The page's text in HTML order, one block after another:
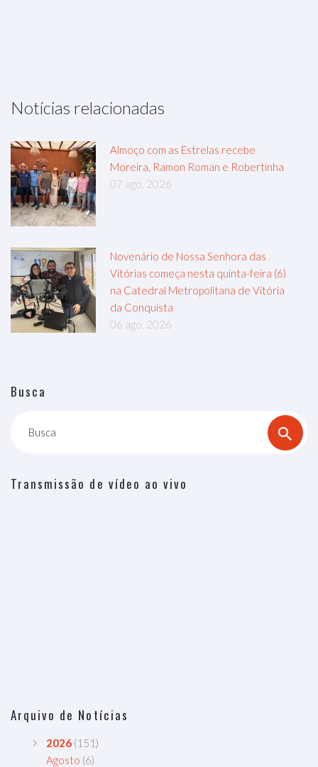
Notícias relacionadas
Almoço com as Estrelas recebe
Moreira, Ramon Roman e Robertinha
07 ago, 2026
Novenário de Nossa Senhora das
Vitórias começa nesta quinta-feira (6)
na Catedral Metropolitana de Vitória
da Conquista
06 ago, 2026
Busca
Busca
Transmissão de vídeo ao vivo
Arquivo de Notícias
2026 (151)
Agosto (6)